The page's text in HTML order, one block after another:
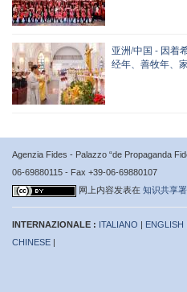
亚洲/中国 - 因着
经年、善牧年、
Agenzia Fides - Palazzo “de Propaganda
06-69880115 - Fax +39-06-69880107
网上内容发表在 知识共享
INTERNAZIONALE : ITALIANO | ENGLISH
CHINESE |